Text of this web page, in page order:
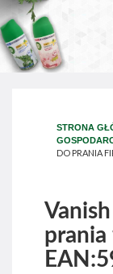
STRONA
DO PRANIA